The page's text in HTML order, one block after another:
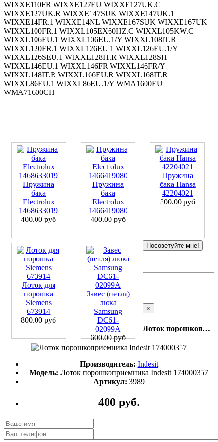
Пружина
бака
Electrolux
1468633019
400.00 руб
Пружина
бака
Electrolux
1466419080
400.00 руб
Пружина
бака Hansa
42204021
300.00 руб
Лоток для
порошка
Siemens
673914
800.00 руб
Завес (петля)
люка
Samsung
DC61-
02099A
600.00 руб
Посоветуйте мне!
×
Лоток порошкоприемника Indesit 174000357
Производитель: Indesit
Модель: Лоток порошкоприемника Indesit 174000357
Артикул: 3989
400 руб.